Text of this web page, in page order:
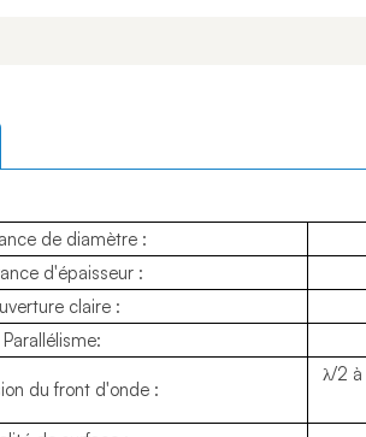
de diamètre :
d'épaisseur :
claire :
Parallélisme:
du front d'onde :
λ/2